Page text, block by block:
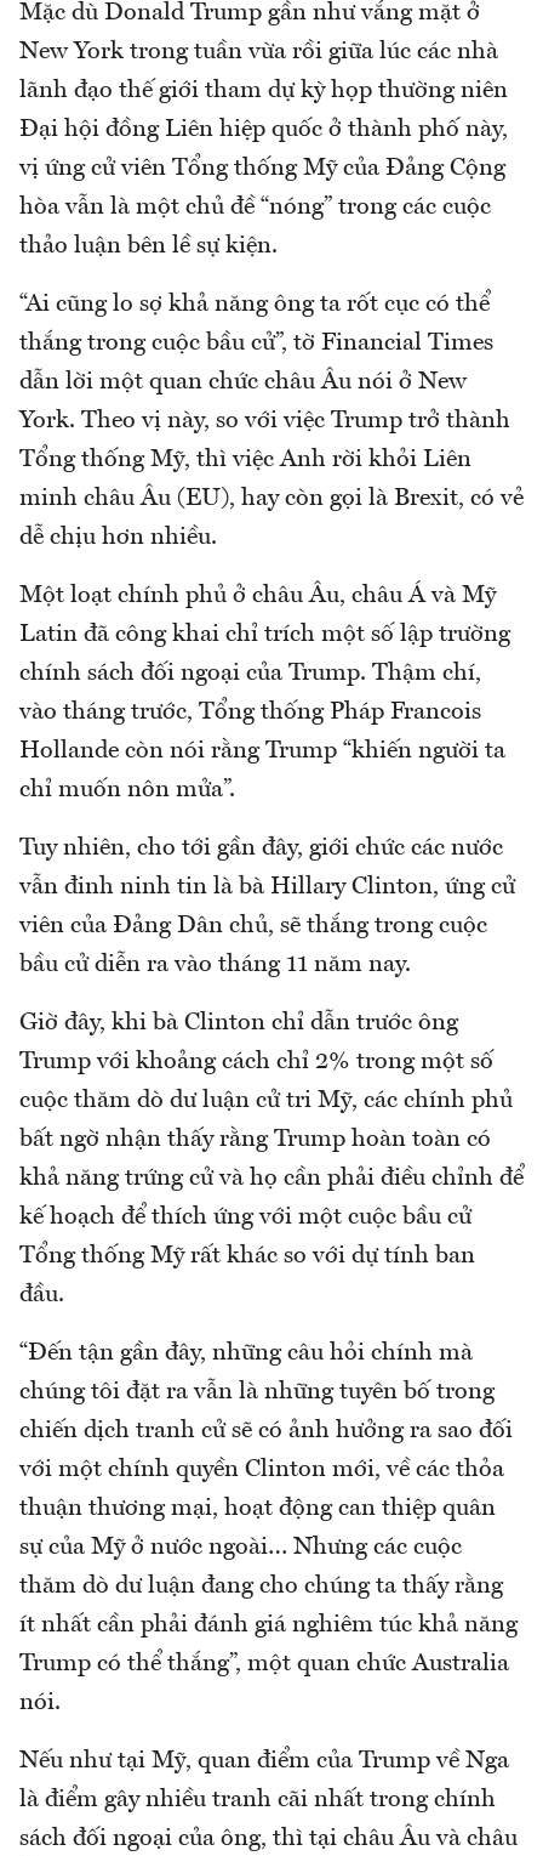
Mặc dù Donald Trump gần như vắng mặt ở
New York trong tuần vừa rồi giữa lúc các nhà
lãnh đạo thế giới tham dự kỳ họp thường niên
Đại hội đồng Liên hiệp quốc ở thành phố này,
vị ứng cử viên Tổng thống Mỹ của Đảng Cộng
hòa vẫn là một chủ đề “nóng” trong các cuộc
thảo luận bên lề sự kiện.
“Ai cũng lo sợ khả năng ông ta rốt cục có thể
thắng trong cuộc bầu cử”, tờ Financial Times
dẫn lời một quan chức châu Âu nói ở New
York. Theo vị này, so với việc Trump trở thành
Tổng thống Mỹ, thì việc Anh rời khỏi Liên
minh châu Âu (EU), hay còn gọi là Brexit, có vẻ
dễ chịu hơn nhiều.
Một loạt chính phủ ở châu Âu, châu Á và Mỹ
Latin đã công khai chỉ trích một số lập trường
chính sách đối ngoại của Trump. Thậm chí,
vào tháng trước, Tổng thống Pháp Francois
Hollande còn nói rằng Trump “khiến người ta
chỉ muốn nôn mửa”.
Tuy nhiên, cho tới gần đây, giới chức các nước
vẫn đinh ninh tin là bà Hillary Clinton, ứng cử
viên của Đảng Dân chủ, sẽ thắng trong cuộc
bầu cử diễn ra vào tháng 11 năm nay.
Giờ đây, khi bà Clinton chỉ dẫn trước ông
Trump với khoảng cách chỉ 2% trong một số
cuộc thăm dò dư luận cử tri Mỹ, các chính phủ
bất ngờ nhận thấy rằng Trump hoàn toàn có
khả năng trứng cử và họ cần phải điều chỉnh để
kế hoạch để thích ứng với một cuộc bầu cử
Tổng thống Mỹ rất khác so với dự tính ban
đầu.
“Đến tận gần đây, những câu hỏi chính mà
chúng tôi đặt ra vẫn là những tuyên bố trong
chiến dịch tranh cử sẽ có ảnh hưởng ra sao đối
với một chính quyền Clinton mới, về các thỏa
thuận thương mại, hoạt động can thiệp quân
sự của Mỹ ở nước ngoài… Nhưng các cuộc
thăm dò dư luận đang cho chúng ta thấy rằng
ít nhất cần phải đánh giá nghiêm túc khả năng
Trump có thể thắng”, một quan chức Australia
nói.
Nếu như tại Mỹ, quan điểm của Trump về Nga
là điểm gây nhiều tranh cãi nhất trong chính
sách đối ngoại của ông, thì tại châu Âu và châu